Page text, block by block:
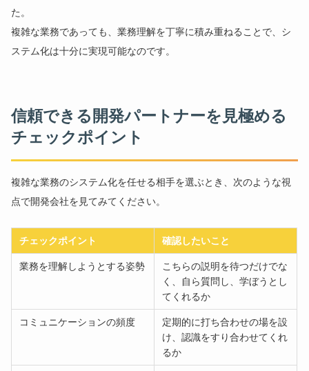
た。
複雑な業務であっても、業務理解を丁寧に積み重ねることで、シ
ステム化は十分に実現可能なのです。
信頼できる開発パートナーを見極める
チェックポイント
複雑な業務のシステム化を任せる相手を選ぶとき、次のような視
点で開発会社を見てみてください。
チェックポイント 確認したいこと
業務を理解しようとする姿勢
こちらの説明を待つだけでな
く、自ら質問し、学ぼうとし
てくれるか
コミュニケーションの頻度
定期的に打ち合わせの場を設
け、認識をすり合わせてくれ
るか